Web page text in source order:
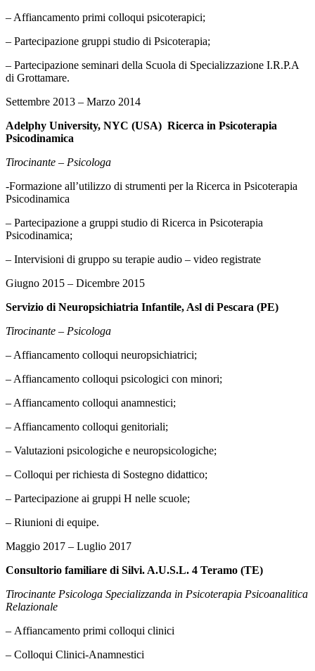
– Affiancamento primi colloqui psicoterapici;
– Partecipazione gruppi studio di Psicoterapia;
– Partecipazione seminari della Scuola di Specializzazione I.R.P.A
di Grottamare.
Settembre 2013 – Marzo 2014
Adelphy University, NYC (USA) Ricerca in Psicoterapia
Psicodinamica
Tirocinante – Psicologa
-Formazione all’utilizzo di strumenti per la Ricerca in Psicoterapia
Psicodinamica
– Partecipazione a gruppi studio di Ricerca in Psicoterapia
Psicodinamica;
– Intervisioni di gruppo su terapie audio – video registrate
Giugno 2015 – Dicembre 2015
Servizio di Neuropsichiatria Infantile, Asl di Pescara (PE)
Tirocinante – Psicologa
– Affiancamento colloqui neuropsichiatrici;
– Affiancamento colloqui psicologici con minori;
– Affiancamento colloqui anamnestici;
– Affiancamento colloqui genitoriali;
– Valutazioni psicologiche e neuropsicologiche;
– Colloqui per richiesta di Sostegno didattico;
– Partecipazione ai gruppi H nelle scuole;
– Riunioni di equipe.
Maggio 2017 – Luglio 2017
Consultorio familiare di Silvi. A.U.S.L. 4 Teramo (TE)
Tirocinante Psicologa Specializzanda in Psicoterapia Psicoanalitica
Relazionale
– Affiancamento primi colloqui clinici
– Colloqui Clinici-Anamnestici